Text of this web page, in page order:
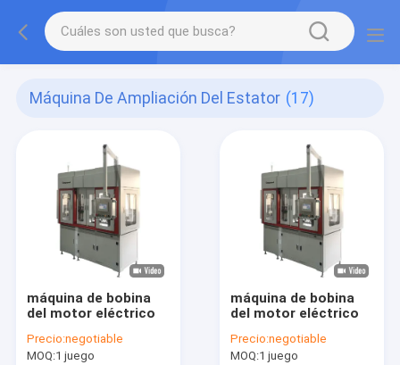
Máquina De Ampliación Del Estator (17)
máquina de bobina
del motor eléctrico
Precio:negotiable
MOQ:1 juego
máquina de bobina
del motor eléctrico
Precio:negotiable
MOQ:1 juego